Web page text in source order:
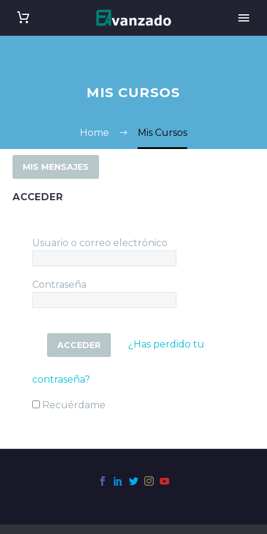
MIS CURSOS
Home Mis Cursos
MIS MENSAJES
ACCEDER
Usuario o correo electrónico
Contraseña
¿Has perdido tu
contraseña?
Recuérdame